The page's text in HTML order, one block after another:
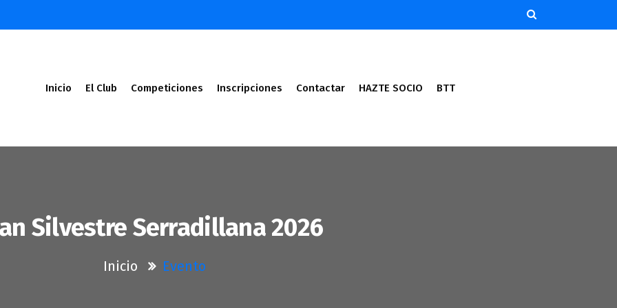
Inicio El Club Competiciones Inscripciones Contactar HAZTE SOCIO BTT
Silvestre Serradillana 2026
Inicio Evento